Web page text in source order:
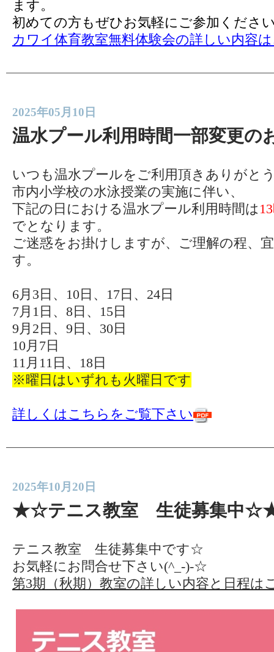
ます。
初めての方もぜひお気軽にご参加くださ
カワイ体育教室無料体験会の詳しい内容
2025年05月10日
温水プール利用時間一部変更の
いつも温水プールをご利用頂きありがと
市内小学校の水泳授業の実施に伴い、
下記の日における温水プール利用時間は
でとなります。
ご迷惑をお掛けしますが、ご理解の程、
す。
6月3日、10日、17日、24日
7月1日、8日、15日
9月2日、9日、30日
10月7日
11月11日、18日
※曜日はいずれも火曜日です
詳しくはこちらをご覧下さい
2025年10月20日
★☆テニス教室 生徒募集中
テニス教室 生徒募集中です☆
お気軽にお問合せ下さい(^_-)-☆
第3期（秋期）教室の詳しい内容と日程は